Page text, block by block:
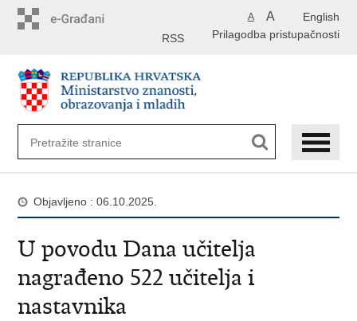
English
A A
Prilagodba pristupačnosti
RSS
Objavljeno : 06.10.2025.
U povodu Dana učitelja
nagrađeno 522 učitelja i
nastavnika